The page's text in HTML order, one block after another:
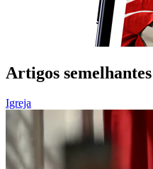
Artigos semelhantes
Igreja